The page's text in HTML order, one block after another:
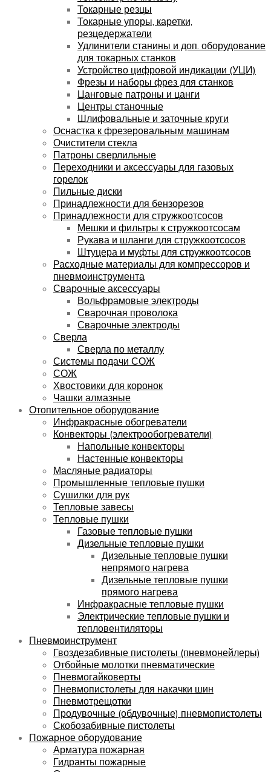
Токарные резцы
Токарные упоры, каретки,
резцедержатели
Удлинители станины и доп. оборудование
для токарных станков
Устройство цифровой индикации (УЦИ)
Фрезы и наборы фрез для станков
Цанговые патроны и цанги
Центры станочные
Шлифовальные и заточные круги
Оснастка к фрезеровальным машинам
Очистители стекла
Патроны сверлильные
Переходники и аксессуары для газовых
горелок
Пильные диски
Принадлежности для бензорезов
Принадлежности для стружкоотсосов
Мешки и фильтры к стружкоотсосам
Рукава и шланги для стружкоотсосов
Штуцера и муфты для стружкоотсосов
Расходные материалы для компрессоров и
пневмоинструмента
Сварочные аксессуары
Вольфрамовые электроды
Сварочная проволока
Сварочные электроды
Сверла
Сверла по металлу
Системы подачи СОЖ
СОЖ
Хвостовики для коронок
Чашки алмазные
Отопительное оборудование
Инфракрасные обогреватели
Конвекторы (электрообогреватели)
Напольные конвекторы
Настенные конвекторы
Масляные радиаторы
Промышленные тепловые пушки
Сушилки для рук
Тепловые завесы
Тепловые пушки
Газовые тепловые пушки
Дизельные тепловые пушки
Дизельные тепловые пушки
непрямого нагрева
Дизельные тепловые пушки
прямого нагрева
Инфракрасные тепловые пушки
Электрические тепловые пушки и
тепловентиляторы
Пневмоинструмент
Гвоздезабивные пистолеты (пневмонейлеры)
Отбойные молотки пневматические
Пневмогайковерты
Пневмопистолеты для накачки шин
Пневмотрещотки
Продувочные (обдувочные) пневмопистолеты
Скобозабивные пистолеты
Пожарное оборудование
Арматура пожарная
Гидранты пожарные